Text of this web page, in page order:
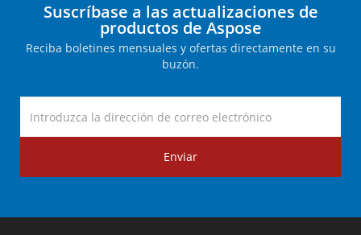
Suscríbase a las actualizaciones de
productos de Aspose
Reciba boletines mensuales y ofertas directamente en su
buzón.
Enviar